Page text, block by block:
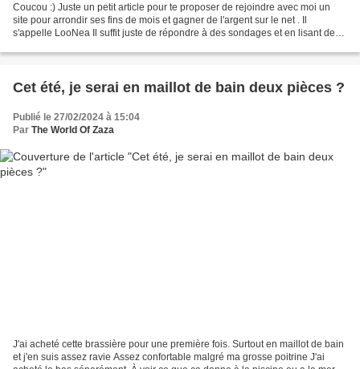
Coucou :) Juste un petit article pour te proposer de rejoindre avec moi un
site pour arrondir ses fins de mois et gagner de l'argent sur le net . Il
s'appelle LooNea Il suffit juste de répondre à des sondages et en lisant des
Cet été, je serai en maillot de bain deux pièces ?
Publié le 27/02/2024 à 15:04
Par The World Of Zaza
J'ai acheté cette brassière pour une première fois. Surtout en maillot de bain
et j'en suis assez ravie Assez confortable malgré ma grosse poitrine J'ai